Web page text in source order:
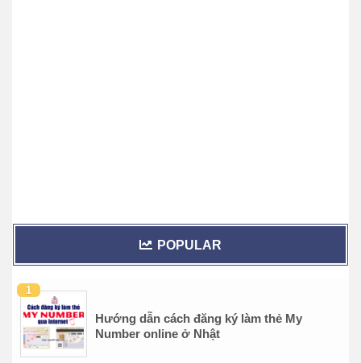
POPULAR
Hướng dẫn cách đăng ký làm thẻ My
Number online ở Nhật